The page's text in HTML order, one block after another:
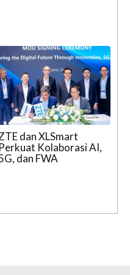
dan XLSmart
Perkuat Kolaborasi AI,
dan FWA